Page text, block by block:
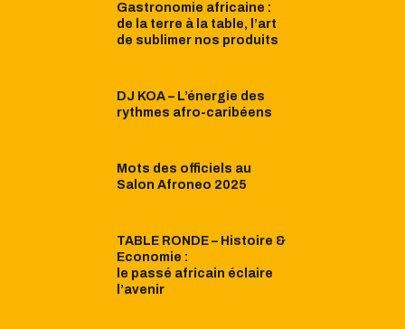
Gastronomie africaine :
de la terre à la table, l’art
de sublimer nos produits
DJ KOA – L’énergie des
rythmes afro-caribéens
Mots des officiels au
Salon Afroneo 2025
TABLE RONDE – Histoire &
Economie :
le passé africain éclaire
l’avenir